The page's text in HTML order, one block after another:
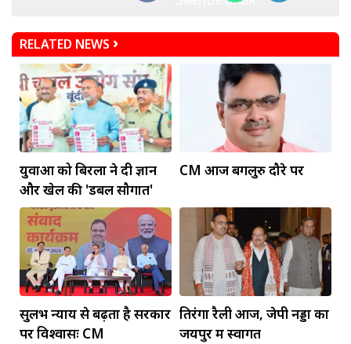
RELATED NEWS
युवाओं को बिरला ने दी ज्ञान
और खेल की 'डबल सौगात'
CM आज बेंगलुरु दौरे पर
सुलभ न्याय से बढ़ता है सरकार
पर विश्वासः CM
तिरंगा रैली आज, जेपी नड्डा का
जयपुर में स्वागत